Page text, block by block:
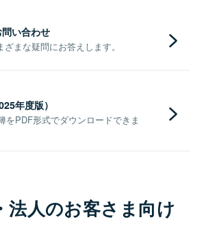
い合わせ
まな疑問にお答えします。
年度版）
をPDF形式でダウンロードできま
法人のお客さま向け